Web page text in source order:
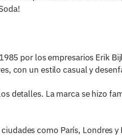
por los empresarios Erik
con un estilo casual y
detalles. La marca se hizo
como París, Londres y